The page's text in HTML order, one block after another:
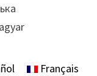
Français